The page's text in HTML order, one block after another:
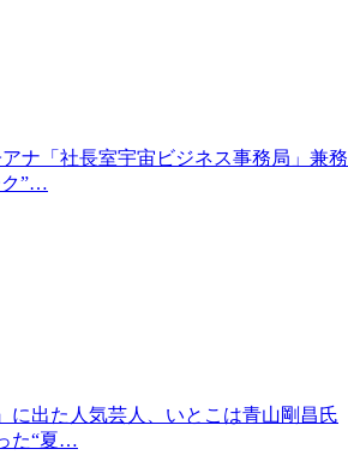
ナ「社長室宇宙ビジネス事務局」兼務
ク”…
に出た人気芸人、いとこは青山剛昌氏
た“夏…